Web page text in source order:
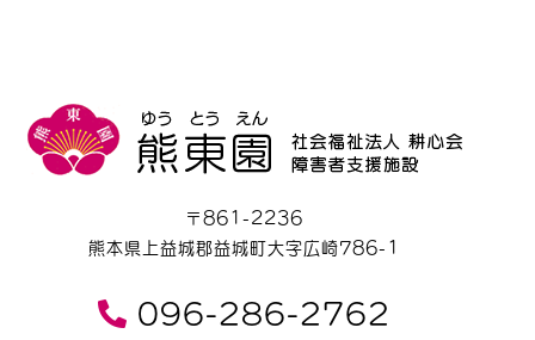
〒861-2236
熊本県上益城郡益城町大字広崎786-1
096-286-2762